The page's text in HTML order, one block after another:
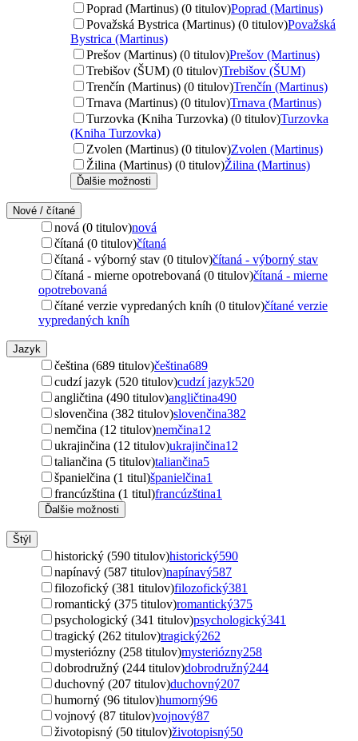
Poprad (Martinus) (0 titulov)Poprad (Martinus)
Považská Bystrica (Martinus) (0 titulov)Považská
Bystrica (Martinus)
Prešov (Martinus) (0 titulov)Prešov (Martinus)
Trebišov (ŠUM) (0 titulov)Trebišov (ŠUM)
Trenčín (Martinus) (0 titulov)Trenčín (Martinus)
Trnava (Martinus) (0 titulov)Trnava (Martinus)
Turzovka (Kniha Turzovka) (0 titulov)Turzovka
(Kniha Turzovka)
Zvolen (Martinus) (0 titulov)Zvolen (Martinus)
Žilina (Martinus) (0 titulov)Žilina (Martinus)
Ďalšie možnosti
Nové / čítané
nová (0 titulov)nová
čítaná (0 titulov)čítaná
čítaná - výborný stav (0 titulov)čítaná - výborný stav
čítaná - mierne opotrebovaná (0 titulov)čítaná - mierne
opotrebovaná
čítané verzie vypredaných kníh (0 titulov)čítané verzie
vypredaných kníh
Jazyk
čeština (689 titulov)čeština689
cudzí jazyk (520 titulov)cudzí jazyk520
angličtina (490 titulov)angličtina490
slovenčina (382 titulov)slovenčina382
nemčina (12 titulov)nemčina12
ukrajinčina (12 titulov)ukrajinčina12
taliančina (5 titulov)taliančina5
španielčina (1 titul)španielčina1
francúzština (1 titul)francúzština1
Ďalšie možnosti
Štýl
historický (590 titulov)historický590
napínavý (587 titulov)napínavý587
filozofický (381 titulov)filozofický381
romantický (375 titulov)romantický375
psychologický (341 titulov)psychologický341
tragický (262 titulov)tragický262
mysteriózny (258 titulov)mysteriózny258
dobrodružný (244 titulov)dobrodružný244
duchovný (207 titulov)duchovný207
humorný (96 titulov)humorný96
vojnový (87 titulov)vojnový87
životopisný (50 titulov)životopisný50